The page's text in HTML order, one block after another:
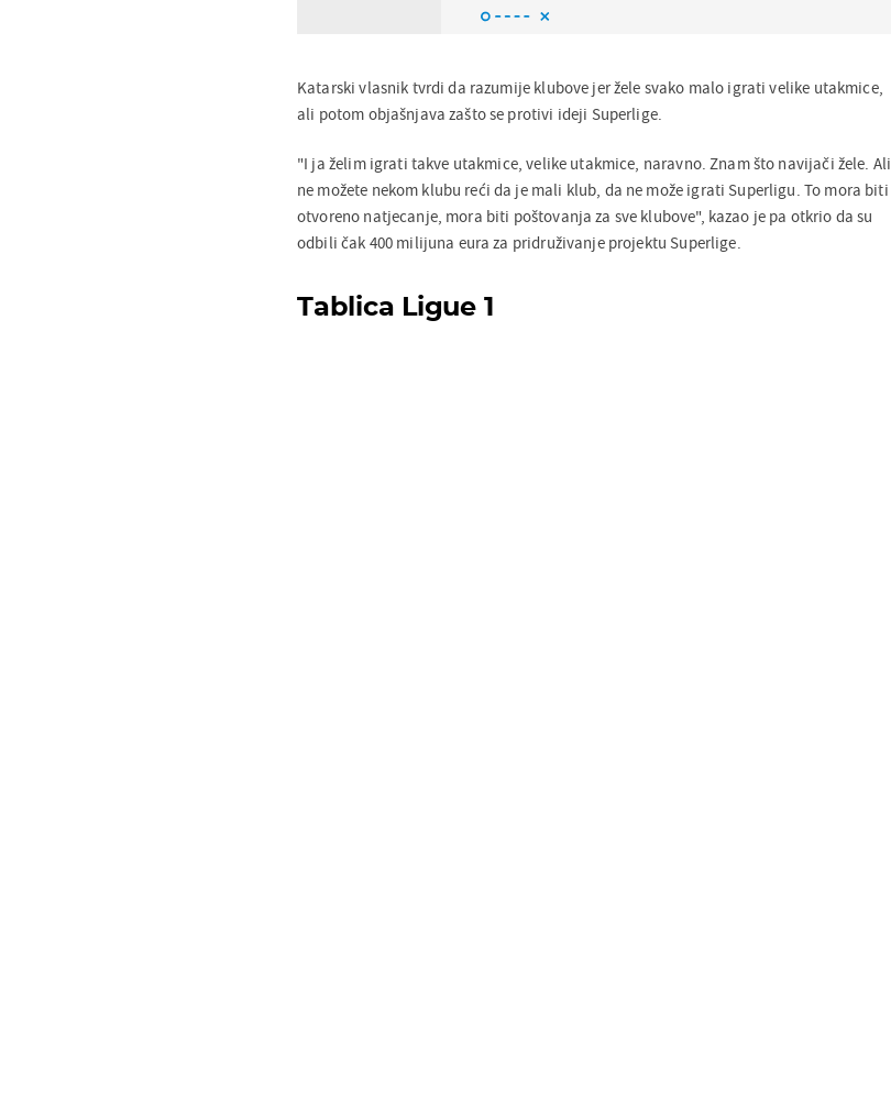
Katarski vlasnik tvrdi da razumije klubove jer žele svako malo igrati velike utakmice,
ali potom objašnjava zašto se protivi ideji Superlige.
"I ja želim igrati takve utakmice, velike utakmice, naravno. Znam što navijači žele. Ali
ne možete nekom klubu reći da je mali klub, da ne može igrati Superligu. To mora biti
otvoreno natjecanje, mora biti poštovanja za sve klubove", kazao je pa otkrio da su
odbili čak 400 milijuna eura za pridruživanje projektu Superlige.
Tablica Ligue 1